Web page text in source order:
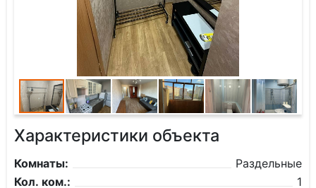
Характеристики объекта
Комнаты:
Раздельные
Кол. ком.:
1